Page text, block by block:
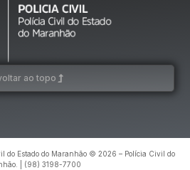
ao topo
do Estado do Maranhão © 2026 – Polícia Civil do
| (98) 3198-7700